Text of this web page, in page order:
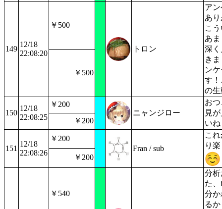
149
12/18
22:08:20
￥500
トロン
ア
あ
こ
あ
深
き
ン
す
の
￥500
150
12/18
22:08:25
￥200
ニャンジロー
お
見
いね
￥200
151
12/18
22:08:26
￥200
Fran / sub
こ
り
￥200
￥540
分
た
分
る